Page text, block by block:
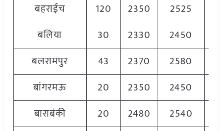
बहराईच 120 2350 2525
बलिया
30 2330 2450
बलरामपुर
43 2370 2580
बांगरमऊ
20 2350 2450
बाराबंकी
20 2480 2540